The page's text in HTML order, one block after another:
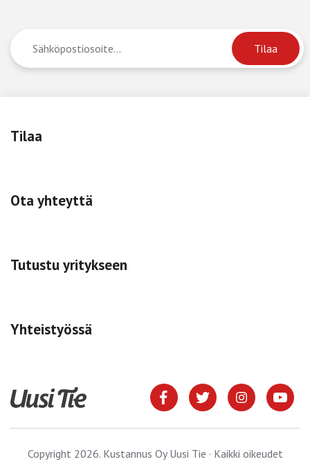
Tilaa
Ota yhteyttä
Tutustu yritykseen
Yhteistyössä
Copyright 2026. Kustannus Oy Uusi Tie · Kaikki oikeudet